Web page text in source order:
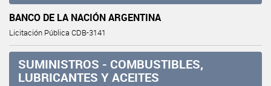
BANCO DE LA NACIÓN ARGENTINA
Licitación Pública CDB-3141
SUMINISTROS - COMBUSTIBLES,
LUBRICANTES Y ACEITES